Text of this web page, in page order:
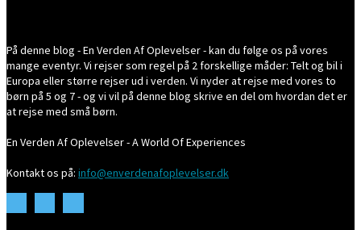
På denne blog - En Verden Af Oplevelser - kan du følge os på vores
mange eventyr. Vi rejser som regel på 2 forskellige måder: Telt og bil i
Europa eller større rejser ud i verden. Vi nyder at rejse med vores to
børn på 5 og 7 - og vi vil på denne blog skrive en del om hvordan det er
at rejse med små børn.
En Verden Af Oplevelser - A World Of Experiences
Kontakt os på: info@enverdenafoplevelser.dk